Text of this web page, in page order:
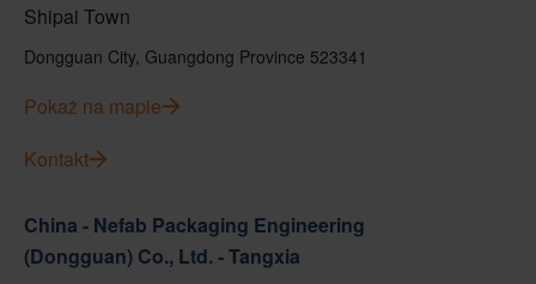
Shipai Town
Dongguan City, Guangdong Province 523341
Pokaż na mapie
Kontakt
China - Nefab Packaging Engineering
(Dongguan) Co., Ltd. - Tangxia